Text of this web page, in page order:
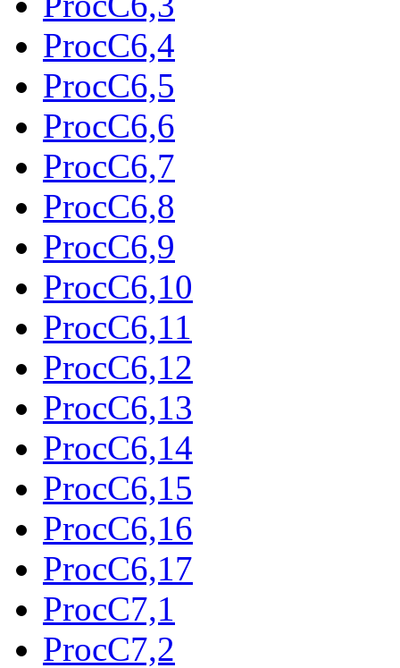
ProcC6,4
ProcC6,5
ProcC6,6
ProcC6,7
ProcC6,8
ProcC6,9
ProcC6,10
ProcC6,11
ProcC6,12
ProcC6,13
ProcC6,14
ProcC6,15
ProcC6,16
ProcC6,17
ProcC7,1
ProcC7,2